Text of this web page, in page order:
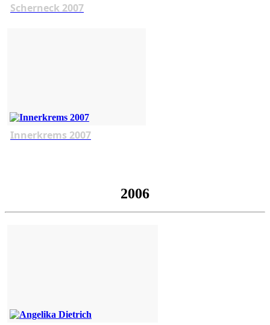
Scherneck 2007
Innerkrems 2007
2006